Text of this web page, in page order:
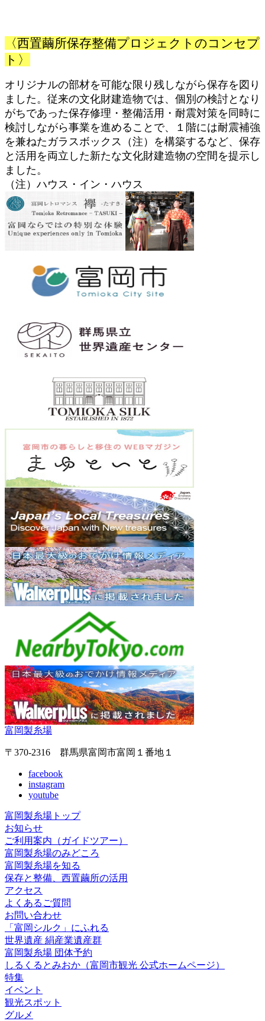
〈西置繭所保存整備プロジェクトのコンセプ
ト〉
オリジナルの部材を可能な限り残しながら保存を図り
ました。従来の文化財建造物では、個別の検討となり
がちであった保存修理・整備活用・耐震対策を同時に
検討しながら事業を進めることで、１階には耐震補強
を兼ねたガラスボックス（注）を構築するなど、保存
と活用を両立した新たな文化財建造物の空間を提示し
ました。
（注）ハウス・イン・ハウス
富岡製糸場
〒370-2316 群馬県富岡市富岡１番地１
facebook
instagram
youtube
富岡製糸場トップ
お知らせ
ご利用案内（ガイドツアー）
富岡製糸場のみどころ
富岡製糸場を知る
保存と整備、西置繭所の活用
アクセス
よくあるご質問
お問い合わせ
「富岡シルク」にふれる
世界遺産 絹産業遺産群
富岡製糸場 団体予約
しるくるとみおか （富岡市観光 公式ホームページ）
特集
イベント
観光スポット
グルメ